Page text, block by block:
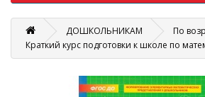
ДОШКОЛЬНИКАМ По
Краткий курс подготовки к школе по